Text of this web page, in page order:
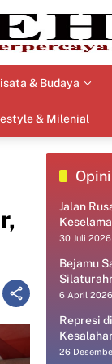
& Budaya
& Milenial
Opini
Jalan
30 Juli 2026
Bejamu
6 April 2026
Represi
26